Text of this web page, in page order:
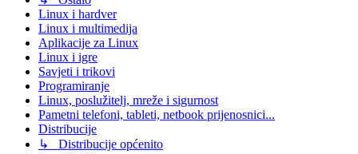
Linux i hardver
Linux i multimedija
Aplikacije za Linux
Linux i igre
Savjeti i trikovi
Programiranje
Linux, poslužitelj, mreže i sigurnost
Pametni telefoni, tableti, netbook prijenosnici...
Distribucije
↳ Distribucije općenito